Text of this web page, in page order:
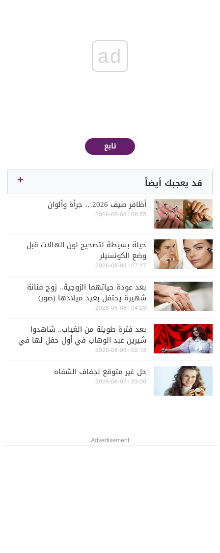
ad
تابع
قد يعجبك أيضاً
أظافر صيف 2026… جرأة وألوان
08:55 | 2026-08-08
حيلة بسيطة لتصحيح لون الهالات قبل
وضع الكونسيلر
07:17 | 2026-08-08
بعد عودة حياتهما الزوجية.. زوج فنانة
شهيرة يحتفل بعيد ميلادها (صور)
04:23 | 2026-08-08
بعد فترة طويلة من الغياب.. شاهدوا
شيرين عبد الوهاب في أول حفل لها في
الساحل الشمالي (فيديو)
02:13 | 2026-08-08
حل غير متوقع لجفاف الشفاه
23:00 | 2026-08-07
Advertisement